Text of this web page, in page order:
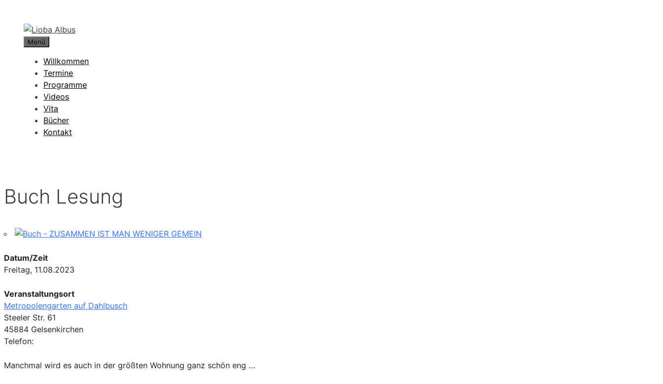
springen
Menü
Willkommen
Termine
Programme
Videos
Vita
Bücher
Kontakt
Buch Lesung
Datum/Zeit
Freitag, 11.08.2023
Veranstaltungsort
Metropolengarten auf Dahlbusch
Steeler Str. 61
45884 Gelsenkirchen
Telefon:
Manchmal wird es auch in der größten Wohnung ganz schön eng …